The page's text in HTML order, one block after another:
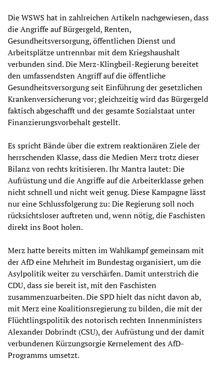
Die WSWS hat in zahlreichen Artikeln nachgewiesen, dass
die Angriffe auf Bürgergeld, Renten,
Gesundheitsversorgung, öffentlichen Dienst und
Arbeitsplätze untrennbar mit dem Kriegshaushalt
verbunden sind. Die Merz-Klingbeil-Regierung bereitet
den umfassendsten Angriff auf die öffentliche
Gesundheitsversorgung seit Einführung der gesetzlichen
Krankenversicherung vor; gleichzeitig wird das Bürgergeld
faktisch abgeschafft und der gesamte Sozialstaat unter
Finanzierungsvorbehalt gestellt.
Es spricht Bände über die extrem reaktionären Ziele der
herrschenden Klasse, dass die Medien Merz trotz dieser
Bilanz von rechts kritisieren. Ihr Mantra lautet: Die
Aufrüstung und die Angriffe auf die Arbeiterklasse gehen
nicht schnell und nicht weit genug. Diese Kampagne lässt
nur eine Schlussfolgerung zu: Die Regierung soll noch
rücksichtsloser auftreten und, wenn nötig, die Faschisten
direkt ins Boot holen.
Merz hatte bereits mitten im Wahlkampf gemeinsam mit
der AfD eine Mehrheit im Bundestag organisiert, um die
Asylpolitik weiter zu verschärfen. Damit unterstrich die
CDU, dass sie bereit ist, mit den Faschisten
zusammenzuarbeiten. Die SPD hielt das nicht davon ab,
mit Merz eine Koalitionsregierung zu bilden, die mit der
Flüchtlingspolitik des notorisch rechten Innenministers
Alexander Dobrindt (CSU), der Aufrüstung und der damit
verbundenen Kürzungsorgie Kernelement des AfD-
Programms umsetzt.